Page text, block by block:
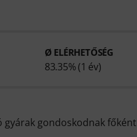
Ø ELÉRHETŐSÉG
83.35% (1 év)
gondoskodnak